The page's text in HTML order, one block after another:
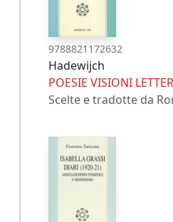
9788821172632
Hadewijch
POESIE VISIONI
Scelte e tradotte da